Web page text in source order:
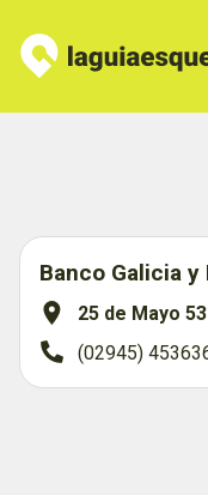
Banco Galicia y
25 de Mayo
(02945)